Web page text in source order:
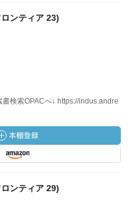
ンティア 23)
検索OPACへ↓ https://indus.andre
ンティア 29)